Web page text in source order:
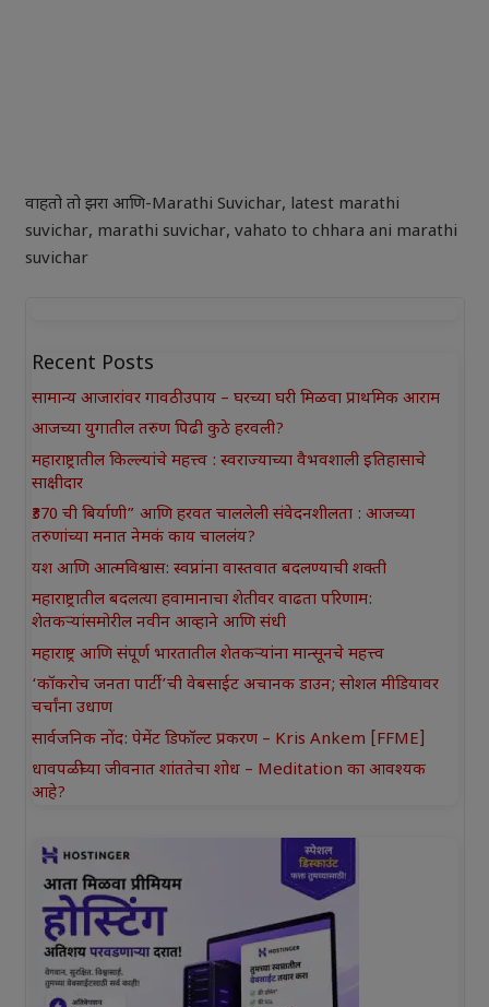
वाहतो तो झरा आणि-Marathi Suvichar, latest marathi
suvichar, marathi suvichar, vahato to chhara ani marathi
suvichar
Recent Posts
सामान्य आजारांवर गावठी उपाय – घरच्या घरी मिळवा प्राथमिक आराम
आजच्या युगातील तरुण पिढी कुठे हरवली?
महाराष्ट्रातील किल्ल्यांचे महत्त्व : स्वराज्याच्या वैभवशाली इतिहासाचे
साक्षीदार
₹370 ची बिर्याणी” आणि हरवत चाललेली संवेदनशीलता : आजच्या
तरुणांच्या मनात नेमकं काय चाललंय?
यश आणि आत्मविश्वास: स्वप्नांना वास्तवात बदलण्याची शक्ती
महाराष्ट्रातील बदलत्या हवामानाचा शेतीवर वाढता परिणाम:
शेतकऱ्यांसमोरील नवीन आव्हाने आणि संधी
महाराष्ट्र आणि संपूर्ण भारतातील शेतकऱ्यांना मान्सूनचे महत्त्व
‘कॉकरोच जनता पार्टी’ची वेबसाईट अचानक डाउन; सोशल मीडियावर
चर्चांना उधाण
सार्वजनिक नोंद: पेमेंट डिफॉल्ट प्रकरण – Kris Ankem [FFME]
धावपळीच्या जीवनात शांततेचा शोध – Meditation का आवश्यक
आहे?